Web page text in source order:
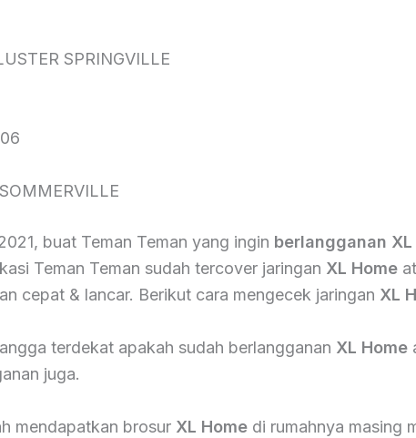
SPRINGVILLE
buat Teman Teman yang ingin berlangganan XL
Teman Teman sudah tercover jaringan XL Home
cepat & lancar. Berikut cara mengecek jaringan XL
terdekat apakah sudah berlangganan XL Home
juga.
mendapatkan brosur XL Home di rumahnya masing